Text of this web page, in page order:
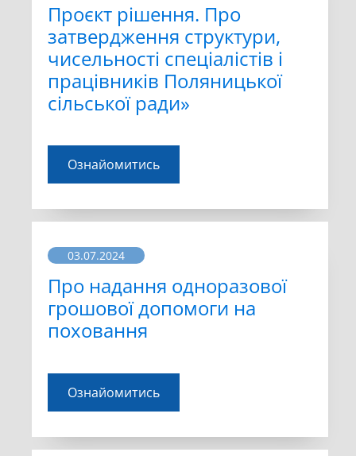
Проєкт рішення. Про
затвердження структури,
чисельності спеціалістів і
працівників Поляницької
сільської ради»
Ознайомитись
03.07.2024
Про надання одноразової
грошової допомоги на
поховання
Ознайомитись